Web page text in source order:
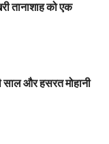
तानाशाह को एक
साल और हसरत मोहानी